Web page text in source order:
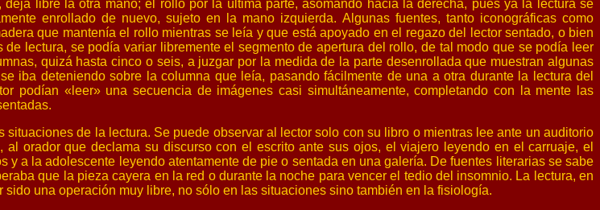
libre la otra mano; el rollo por la última parte, asomando hacia la derecha, pues ya la lectura se
enrollado de nuevo, sujeto en la mano izquierda. Algunas fuentes, tanto iconográficas como
que mantenía el rollo mientras se leía y que está apoyado en el regazo del lector sentado, o bien
lectura, se podía variar libremente el segmento de apertura del rollo, de tal modo que se podía leer
quizá hasta cinco o seis, a juzgar por la medida de la parte desenrollada que muestran algunas
iba deteniendo sobre la columna que leía, pasando fácilmente de una a otra durante la lectura del
podían «leer» una secuencia de imágenes casi simultáneamente, completando con la mente las
de la lectura. Se puede observar al lector solo con su libro o mientras lee ante un auditorio
orador que declama su discurso con el escrito ante sus ojos, el viajero leyendo en el carruaje, el
y a la adolescente leyendo atentamente de pie o sentada en una galería. De fuentes literarias se sabe
que la pieza cayera en la red o durante la noche para vencer el tedio del insomnio. La lectura, en
una operación muy libre, no sólo en las situaciones sino también en la fisiología.